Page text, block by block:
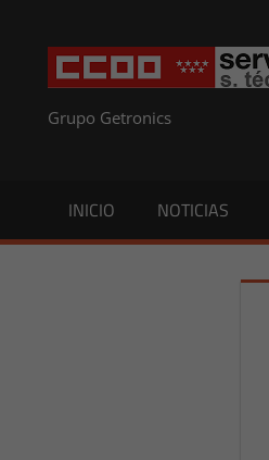
contenido
Grupo Getronics
INICIO NOTICIAS